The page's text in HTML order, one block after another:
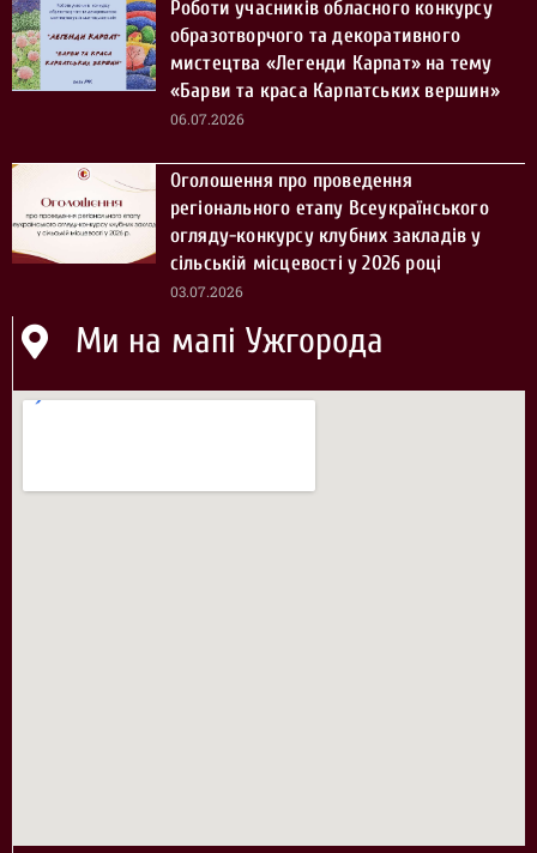
Роботи учасників обласного конкурсу
образотворчого та декоративного
мистецтва «Легенди Карпат» на тему
«Барви та краса Карпатських вершин»
06.07.2026
Оголошення про проведення
регіонального етапу Всеукраїнського
огляду-конкурсу клубних закладів у
сільській місцевості у 2026 році
03.07.2026
Ми на мапі Ужгорода